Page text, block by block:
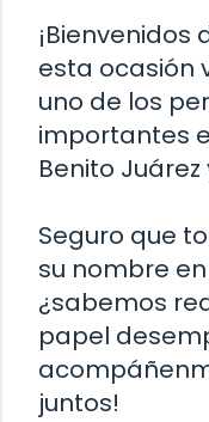
¡Bienvenidos
esta ocasión
uno de los
importantes
Benito
Seguro que
su nombre
¿sabemos
papel
juntos!